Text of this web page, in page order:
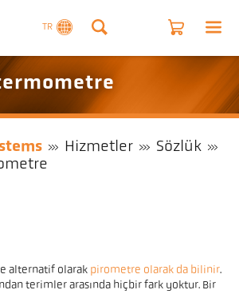
TR
Hizmetler
Sözlük
alternatif olarak pirometre olarak da bilinir.
terimler arasında hiçbir fark yoktur. Bir